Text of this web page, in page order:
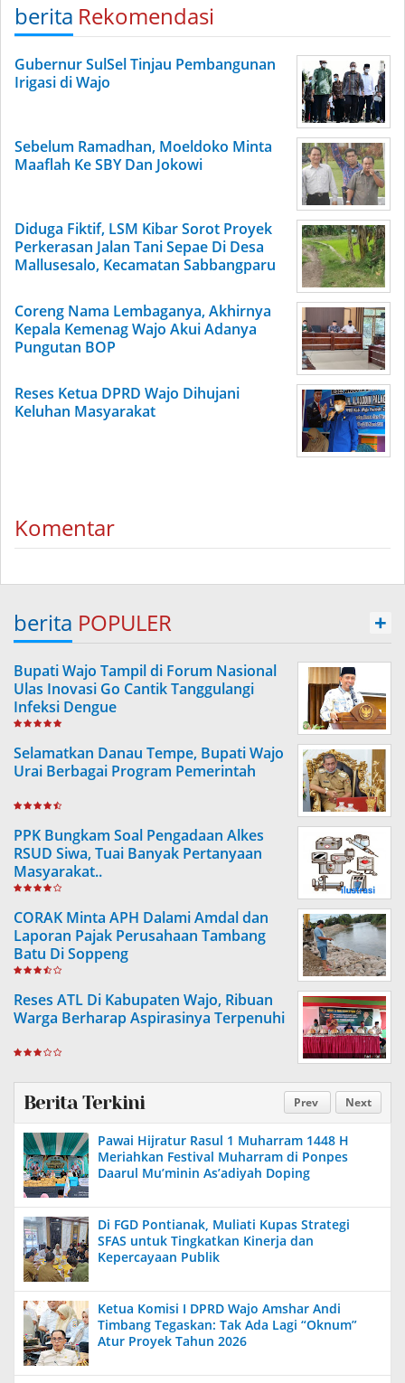
berita Rekomendasi
Gubernur SulSel Tinjau Pembangunan
Irigasi di Wajo
Sebelum Ramadhan, Moeldoko Minta
Maaflah Ke SBY Dan Jokowi
Diduga Fiktif, LSM Kibar Sorot Proyek
Perkerasan Jalan Tani Sepae Di Desa
Mallusesalo, Kecamatan Sabbangparu
Coreng Nama Lembaganya, Akhirnya
Kepala Kemenag Wajo Akui Adanya
Pungutan BOP
Reses Ketua DPRD Wajo Dihujani
Keluhan Masyarakat
Komentar
berita POPULER +
Bupati Wajo Tampil di Forum Nasional
Ulas Inovasi Go Cantik Tanggulangi
Infeksi Dengue
Selamatkan Danau Tempe, Bupati Wajo
Urai Berbagai Program Pemerintah
PPK Bungkam Soal Pengadaan Alkes
RSUD Siwa, Tuai Banyak Pertanyaan
Masyarakat..
CORAK Minta APH Dalami Amdal dan
Laporan Pajak Perusahaan Tambang
Batu Di Soppeng
Reses ATL Di Kabupaten Wajo, Ribuan
Warga Berharap Aspirasinya Terpenuhi
Prev Next
Berita Terkini
Pawai Hijratur Rasul 1 Muharram 1448 H
Meriahkan Festival Muharram di Ponpes
Daarul Mu’minin As’adiyah Doping
Di FGD Pontianak, Muliati Kupas Strategi
SFAS untuk Tingkatkan Kinerja dan
Kepercayaan Publik
Ketua Komisi I DPRD Wajo Amshar Andi
Timbang Tegaskan: Tak Ada Lagi “Oknum”
Atur Proyek Tahun 2026